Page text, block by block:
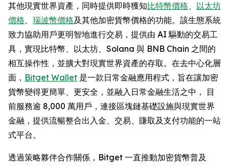
其他現實世界資產，同時提供即時獲知比特幣價格、 以太坊
價格、 瑞波幣價格及其他加密貨幣價格的功能。該生態系統
致力協助用戶更明智地進行交易，提供由 AI 驅動的交易工
具，實現比特幣、以太坊、Solana 與 BNB Chain 之間的
相互操作性，並擴大對現實世界資產的存取。在去中心化層
面， Bitget Wallet 是一款日常金融應用程式，旨在讓加密
貨幣變得更簡單、更安全，並融入日常金融生活之中， 目
前服務逾 8,000 萬用戶，連接區塊鏈基礎設施與現實世界
金融，提供流暢整合出入金、交易、賺取及支付功能的一站
式平台。
透過策略夥伴合作關係，Bitget 一直推動加密貨幣普及